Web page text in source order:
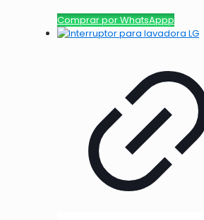
Comprar por WhatsAppp